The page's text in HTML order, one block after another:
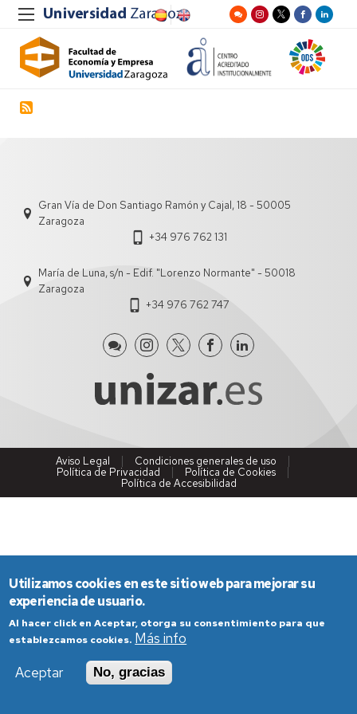
Gran Vía de Don Santiago Ramón y Cajal, 18 - 50005
Zaragoza
+34 976 762 131
María de Luna, s/n - Edif. "Lorenzo Normante" - 50018
Zaragoza
+34 976 762 747
Aviso Legal
Condiciones generales de uso
Política de Privacidad
Política de Cookies
Política de Accesibilidad
Utilizamos cookies en este sitio web para mejorar su
experiencia de usuario.
Al hacer click en Aceptar, otorga su consentimiento para que
establezcamos cookies. Más info
Aceptar
No, gracias